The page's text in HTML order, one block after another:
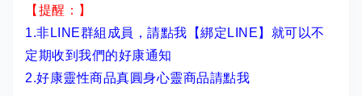
【提醒：】
1.非LINE群組成員， 請點我【綁定LINE】 就可以不
定期收到我們的好康通知
2.好康靈性商品真圓身心靈商品請點我